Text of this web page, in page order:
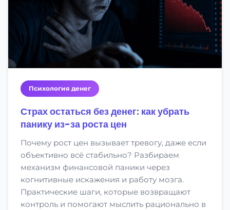
Психология денег
Страх остаться без денег: как убрать
панику из-за роста цен
Почему рост цен вызывает тревогу, даже если
объективно всё стабильно? Разбираем
механизм финансовой паники через
когнитивные искажения и работу мозга.
Практические шаги, которые возвращают
контроль и помогают мыслить рационально в